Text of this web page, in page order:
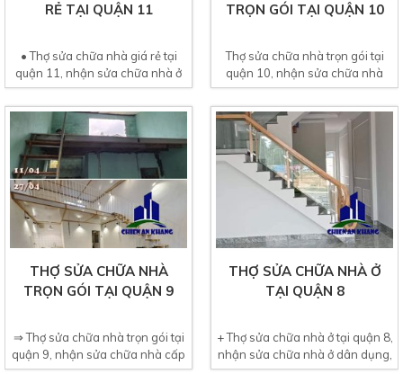
RẺ TẠI QUẬN 11
• Thợ sửa chữa nhà giá rẻ tại
quận 11, nhận sửa chữa nhà ở
dân dụng, sửa...
TRỌN GÓI TẠI QUẬN 10
Thợ sửa chữa nhà trọn gói tại
quận 10, nhận sửa chữa nhà
cấp 4, nhà lầu, sửa...
THỢ SỬA CHỮA NHÀ
TRỌN GÓI TẠI QUẬN 9
⇒ Thợ sửa chữa nhà trọn gói tại
quận 9, nhận sửa chữa nhà cấp
4, sửa nhà...
THỢ SỬA CHỮA NHÀ Ở
TẠI QUẬN 8
+ Thợ sửa chữa nhà ở tại quận 8,
nhận sửa chữa nhà ở dân dụng,
nhà lầu, nhà...